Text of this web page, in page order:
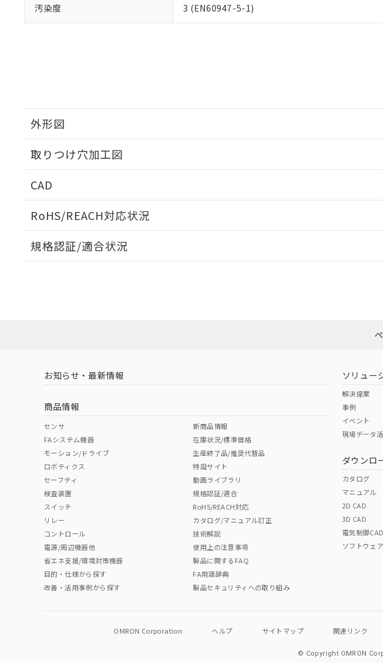
汚染度 3 (EN60947-5-1)
外形図
取りつけ穴加工図
CAD
RoHS/REACH対応状況
EU RoHS 注意事項・凡例
ダウンロードはこちら
中国 RoHS 注意事項・凡例
中国 RoHS表
Pb Hg Cr(VI)
"対応済み"や非含有の記載がされた商品であっても、流通在庫等で未対応品が混在する
非含有品が必要な際は、弊社営業部門もしくは販売店へお問い合わせください。
規格認証/適合状況
（イギリス
（ノルウェー
（日本
お知らせ・最新情報
商品情報
センサ
FAシステム機器
モーション/ドライブ
ロボティクス
セーフティ
検査装置
スイッチ
リレー
コントロール
電源/周辺機器他
省エネ支援/環境対策機器
目的・仕様から探す
改善・活用事例から探す
新商品情報
在庫状況/標準価格
生産終了品/推奨代替品
特設サイト
動画ライブラリ
規格認証/適合
RoHS/REACH対応
カタログ/マニュアル訂正
技術解説
使用上の注意事項
製品に関するFAQ
FA用語辞典
製品セキュリティへの取り組み
ソリュー
解決提案
事例
イベント
現場データ
ダウンロ
カタログ
マニュアル
2D CAD
3D CAD
電気制御CAD
ソフトウェア
OMRON Corporation ヘルプ サイトマップ 関連リンク
© Copyright OMRON